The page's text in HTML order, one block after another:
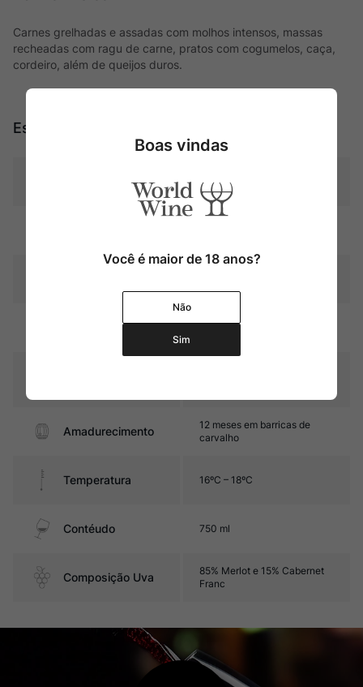
Carnes grelhadas e assadas com molhos intensos, massas
recheadas com ragu de carne, pratos com cogumelos, caça,
cordeiro, além de queijos duros.
Especificações
Tintos
Amadurecimento
12 meses em barricas de
carvalho
Temperatura 16ºC – 18ºC
Contéudo 750 ml
Composição Uva
85% Merlot e 15% Cabernet
Franc
Boas vindas
Você é maior de 18 anos?
Não
Sim